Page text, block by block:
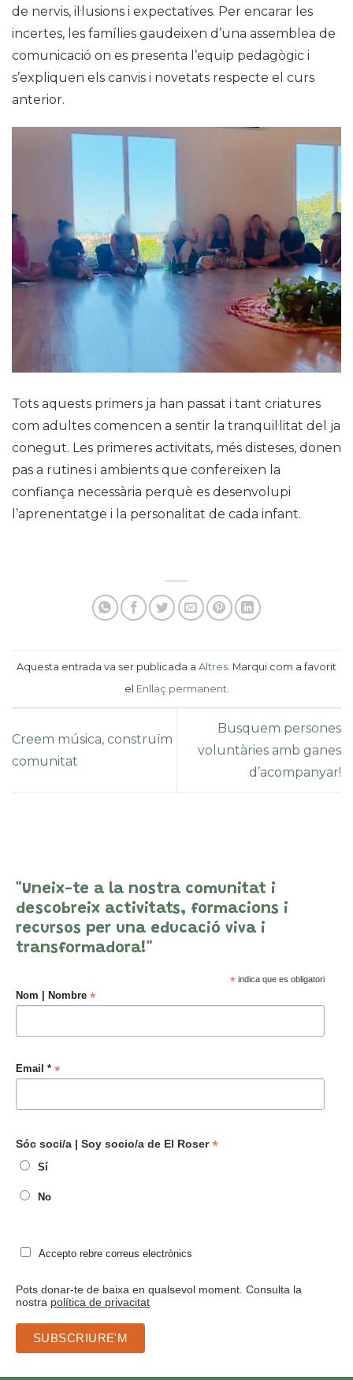
de nervis, il·lusions i expectatives. Per encarar les
incertes, les famílies gaudeixen d’una assemblea de
comunicació on es presenta l’equip pedagògic i
s’expliquen els canvis i novetats respecte el curs
anterior.
Tots aquests primers ja han passat i tant criatures
com adultes comencen a sentir la tranquil·litat del ja
conegut. Les primeres activitats, més disteses, donen
pas a rutines i ambients que confereixen la
confiança necessària perquè es desenvolupi
l’aprenentatge i la personalitat de cada infant.
Aquesta entrada va ser publicada a Altres . Marqui com a favorit
el Enllaç permanent
Creem música, construïm
comunitat
Busquem persones
voluntàries amb ganes
d’acompanyar!
"Uneix-te a la nostra comunitat i
descobreix activitats, formacions i
recursos per una educació viva i
transformadora!"
*indica que es obligatori
Nom | Nombre *
Email * *
Sóc soci/a | Soy socio/a de El Roser*
Sí
No
Accepto rebre correus electrònics
Pots donar-te de baixa en qualsevol moment. Consulta la
nostra política de privacitat